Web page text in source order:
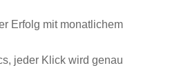
Erfolg mit monatlichem
jeder Klick wird genau